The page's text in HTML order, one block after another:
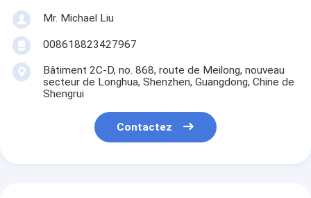
Mr. Michael Liu
008618823427967
Bâtiment 2C-D, no. 868, route de Meilong, nouveau
secteur de Longhua, Shenzhen, Guangdong, Chine de
Shengrui
Contactez